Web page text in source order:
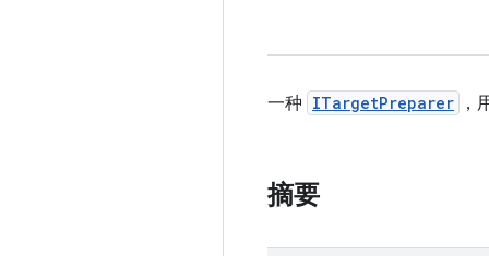
一种 ITargetPreparer ，
摘要